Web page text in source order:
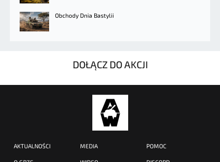
Obchody Dnia Bastylii
DOŁĄCZ DO AKCJI
AKTUALNOŚCI MEDIA POMOC